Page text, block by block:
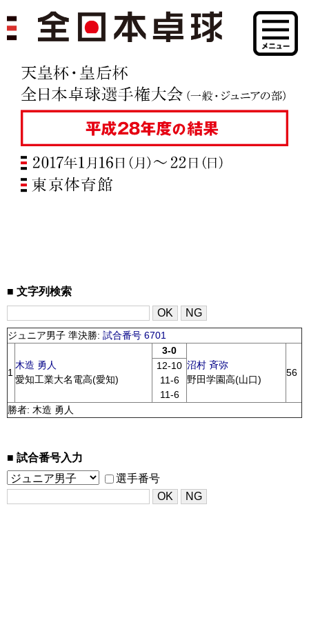
文字列検索
ジュニア男子 準決勝: 試合番号 6701
1
木造 勇人
愛知工業大名電高(愛知)
3-0
沼村 斉弥
野田学園高(山口)
56
12-10
11-6
11-6
勝者: 木造 勇人
試合番号入力
選手番号